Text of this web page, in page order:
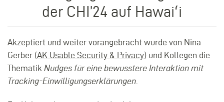
der CHI’24 auf Hawaiʻi
Akzeptiert und weiter vorangebracht wurde von Nina
Gerber (AK Usable Security & Privacy) und Kollegen die
Thematik Nudges für eine bewusstere Interaktion mit
Tracking-Einwilligungserklärungen